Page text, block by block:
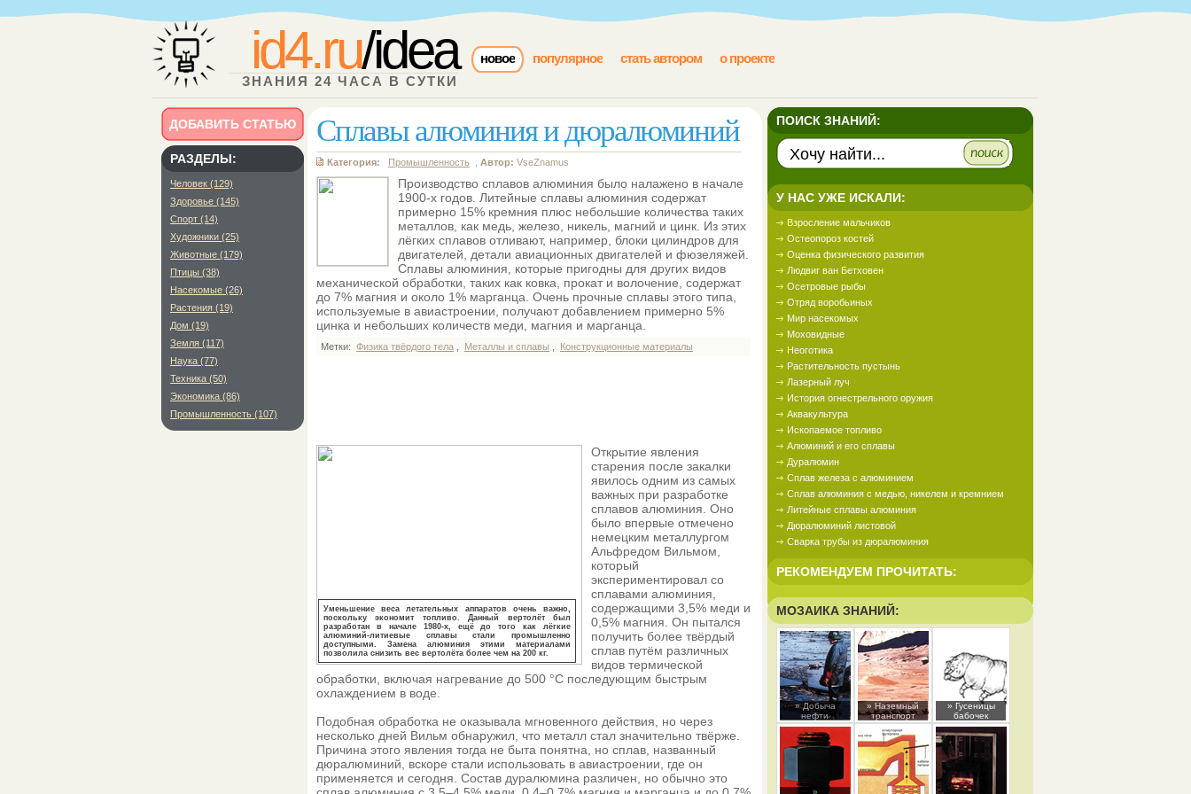
id4.ru/idea новое популярное стать автором
о проекте
ЗНАНИЯ 24 ЧАСА В СУТКИ
ДОБАВИТЬ СТАТЬЮ
РАЗДЕЛЫ:
Человек (129)
Здоровье (145)
Спорт (14)
Художники (25)
Животные (179)
Птицы (38)
Насекомые (26)
Растения (19)
Дом (19)
Земля (117)
Наука (77)
Техника (50)
Экономика (86)
Промышленность (107)
Сплавы алюминия и дюралюминий
Категория: Промышленность Автор: VseZnamus
Производство сплавов алюминия было налажено в начале
1900-х годов. Литейные сплавы алюминия содержат
примерно 15% кремния плюс небольшие количества таких
металлов, как медь, железо, никель, магний и цинк. Из этих
лёгких сплавов отливают, например, блоки цилиндров для
двигателей, детали авиационных двигателей и фюзеляжей.
Сплавы алюминия, которые пригодны для других видов
механической обработки, таких как ковка, прокат и волочение, содержат
до 7% магния и около 1% марганца. Очень прочные сплавы этого типа,
используемые в авиастроении, получают добавлением примерно 5%
цинка и небольших количеств меди, магния и марганца.
Метки: Физика твёрдого тела Металлы и сплавы Конструкционные материалы
Уменьшение веса летательных аппаратов очень важно,
поскольку экономит топливо. Данный вертолёт был
разработан в начале 1980-х, ещё до того как лёгкие
алюминий-литиевые сплавы стали промышленно
доступными. Замена алюминия этими материалами
позволила снизить вес вертолёта более чем на 200 кг.
Открытие явления
старения после закалки
явилось одним из самых
важных при разработке
сплавов алюминия. Оно
было впервые отмечено
немецким металлургом
Альфредом Вильмом,
который
экспериментировал со
сплавами алюминия,
содержащими 3,5% меди и
0,5% магния. Он пытался
получить более твёрдый
сплав путём различных
видов термической
обработки, включая нагревание до 500 °С последующим быстрым
охлаждением в воде.
Подобная обработка не оказывала мгновенного действия, но через
несколько дней Вильм обнаружил, что металл стал значительно твёрже.
Причина этого явления тогда не быта понятна, но сплав, названный
дюралюминий, вскоре стали использовать в авиастроении, где он
применяется и сегодня. Состав дуралюмина различен, но обычно это
ПОИСК ЗНАНИЙ:
У НАС УЖЕ ИСКАЛИ:
Взросление мальчиков
Остеопороз костей
Оценка физического развития
Людвиг ван Бетховен
Осетровые рыбы
Отряд воробьиных
Мир насекомых
Моховидные
Неоготика
Растительность пустынь
Лазерный луч
История огнестрельного оружия
Аквакультура
Ископаемое топливо
Алюминий и его сплавы
Дуралюмин
Сплав железа с алюминием
Сплав алюминия с медью, никелем и кремнием
Литейные сплавы алюминия
Дюралюминий листовой
Сварка трубы из дюралюминия
РЕКОМЕНДУЕМ ПРОЧИТАТЬ:
МОЗАИКА ЗНАНИЙ:
» Добыча
нефти
» Наземный
транспорт
» Гусеницы
бабочек
»